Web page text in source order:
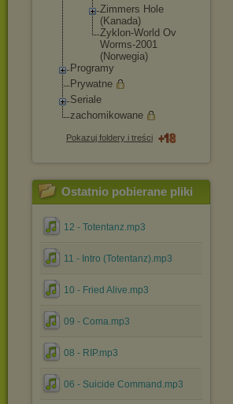
Zimmers Hole
(Kanada)
Zyklon-Worl d Ov
Worms-2001
(Norwegia)
Programy
Prywatne
Seriale
zachomikowane
Pokazuj foldery i treści
Ostatnio pobierane pliki
12 - Totentanz.mp3
11 - Intro (Totentanz).mp3
10 - Fried Alive.mp3
09 - Coma.mp3
08 - RIP.mp3
06 - Suicide Command.mp3